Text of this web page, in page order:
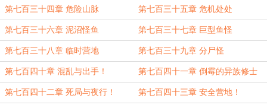
第七百三十四章 危险山脉 第七百三十五章 危机处处
第七百三十六章 泥沼怪鱼 第七百三十七章 巨型鱼怪
第七百三十八章 临时营地 第七百三十九章 分尸怪
第七百四十章 混乱与出手！ 第七百四十一章 倒霉的异族修士
第七百四十二章 死局与夜行！ 第七百四十三章 安全营地！